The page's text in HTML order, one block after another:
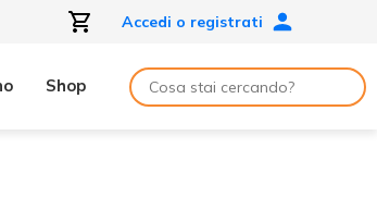
Accedi o registrati
Shop